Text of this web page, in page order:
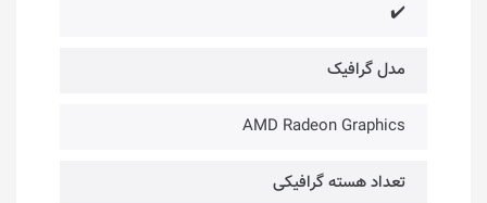
✔️
مدل گرافیک
AMD Radeon Graphics
تعداد هسته‌ گرافیکی